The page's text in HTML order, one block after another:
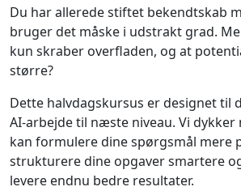
Du har allerede stiftet bekendtskab
bruger det måske i udstrakt grad.
kun skraber overfladen, og at
større?
Dette halvdagskursus er designet til
AI-arbejde til næste niveau. Vi dykker
kan formulere dine spørgsmål mere
strukturere dine opgaver smartere
levere endnu bedre resultater.